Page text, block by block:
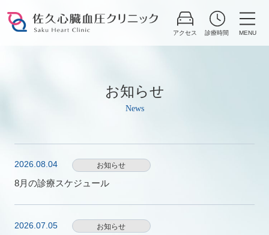
お知らせ
2026.08.04 お知らせ
8月の診療スケジュール
2026.07.05 お知らせ